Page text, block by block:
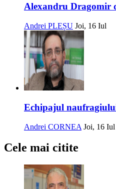
Alexandru Dragomir
Andrei PLEȘU Joi, 16 Iul
Echipajul
Andrei CORNEA Joi, 16 Iul
Cele mai citite